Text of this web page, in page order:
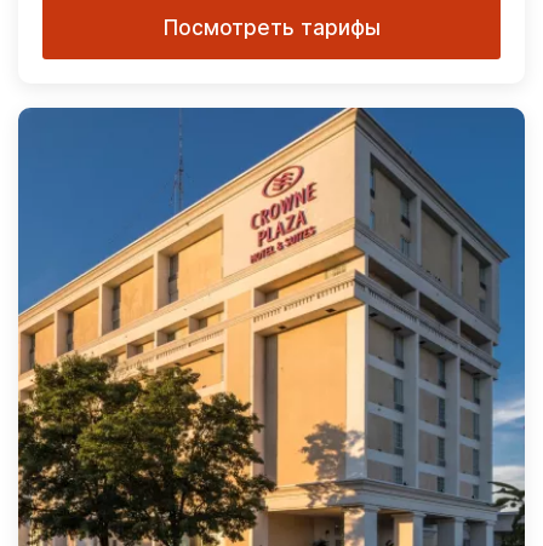
Посмотреть тарифы